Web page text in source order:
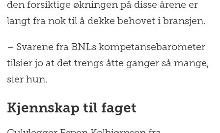
den forsiktige økningen på disse årene er
langt fra nok til å dekke behovet i bransjen.
– Svarene fra BNLs kompetansebarometer
tilsier jo at det trengs åtte ganger så mange,
sier hun.
Kjennskap til faget